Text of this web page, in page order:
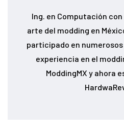
Ing. en Computación
arte del modding en
participado en
experiencia en el
ModdingMX y ahora